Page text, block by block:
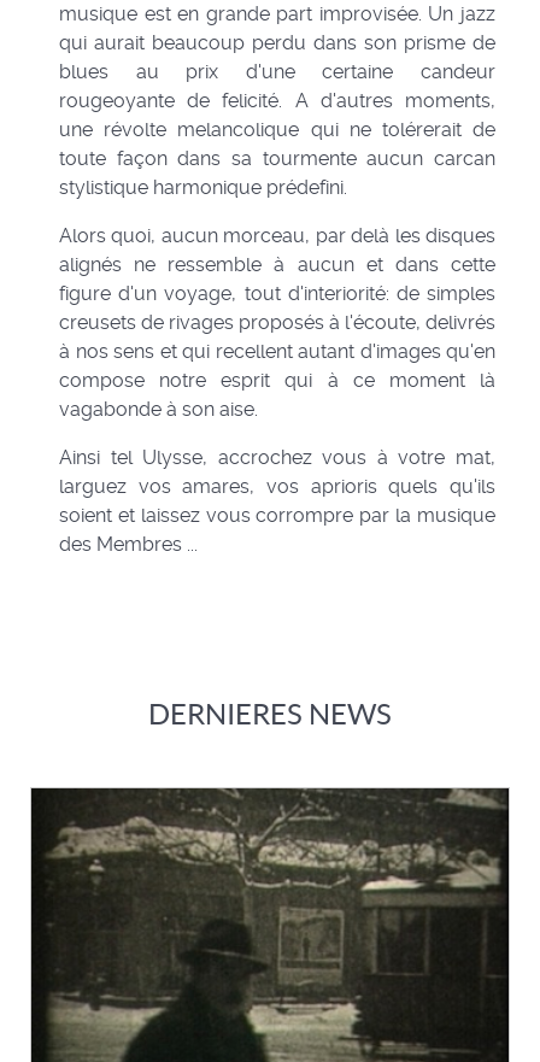
musique est en grande part improvisée. Un jazz
qui aurait beaucoup perdu dans son prisme de
blues au prix d'une certaine candeur
rougeoyante de felicité. A d'autres moments,
une révolte melancolique qui ne tolérerait de
toute façon dans sa tourmente aucun carcan
stylistique harmonique prédefini.
Alors quoi, aucun morceau, par delà les disques
alignés ne ressemble à aucun et dans cette
figure d'un voyage, tout d'interiorité: de simples
creusets de rivages proposés à l'écoute, delivrés
à nos sens et qui recellent autant d'images qu'en
compose notre esprit qui à ce moment là
vagabonde à son aise.
Ainsi tel Ulysse, accrochez vous à votre mat,
larguez vos amares, vos aprioris quels qu'ils
soient et laissez vous corrompre par la musique
des Membres ...
DERNIERES NEWS